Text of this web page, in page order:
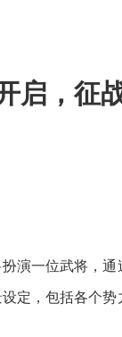
启，征
演一位武将，
定，包括各个势